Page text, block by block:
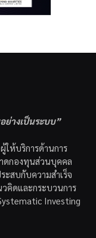
ย่างเป็นระบบ”
ให้บริการด้านการ
ดกองทุนส่วนบุคคล
สบกับความสำเร็จ
วคิดและกระบวนการ
Investing